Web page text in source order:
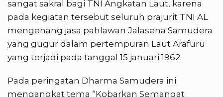
sangat sakral bagi TNI Angkatan Laut, karena
pada kegiatan tersebut seluruh prajurit TNI AL
mengenang jasa pahlawan Jalasena Samudera
yang gugur dalam pertempuran Laut Arafuru
yang terjadi pada tanggal 15 januari 1962.
Pada peringatan Dharma Samudera ini
mengangkat tema “Kobarkan Semangat